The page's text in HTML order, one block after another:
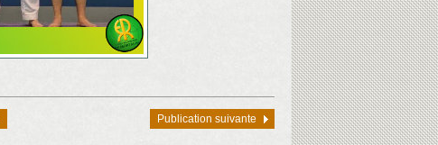
Publication suivante